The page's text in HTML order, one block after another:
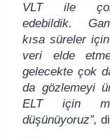
VLT ile
edebildik.
kısa süreler
veri elde
gelecekte çok
da gözlemeyi
ELT için
düşünüyoruz”,